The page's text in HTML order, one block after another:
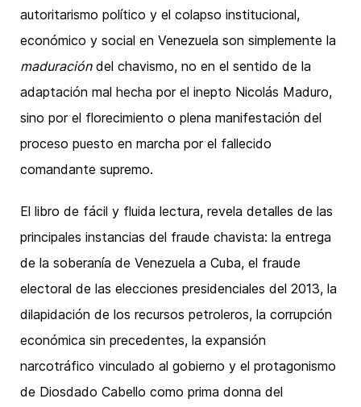
autoritarismo político y el colapso institucional,
económico y social en Venezuela son simplemente la
maduracióndel chavismo, no en el sentido de la
adaptación mal hecha por el inepto Nicolás Maduro,
sino por el florecimiento o plena manifestación del
proceso puesto en marcha por el fallecido
comandante supremo.
El libro de fácil y fluida lectura, revela detalles de las
principales instancias del fraude chavista: la entrega
de la soberanía de Venezuela a Cuba, el fraude
electoral de las elecciones presidenciales del 2013, la
dilapidación de los recursos petroleros, la corrupción
económica sin precedentes, la expansión
narcotráfico vinculado al gobierno y el protagonismo
de Diosdado Cabello como prima donna del